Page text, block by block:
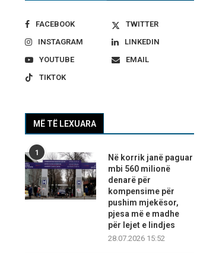
FACEBOOK
TWITTER
INSTAGRAM
LINKEDIN
YOUTUBE
EMAIL
TIKTOK
MË TË LEXUARA
1
Në korrik janë paguar
mbi 560 milionë
denarë për
kompensime për
pushim mjekësor,
pjesa më e madhe
për lejet e lindjes
28.07.2026 15:52